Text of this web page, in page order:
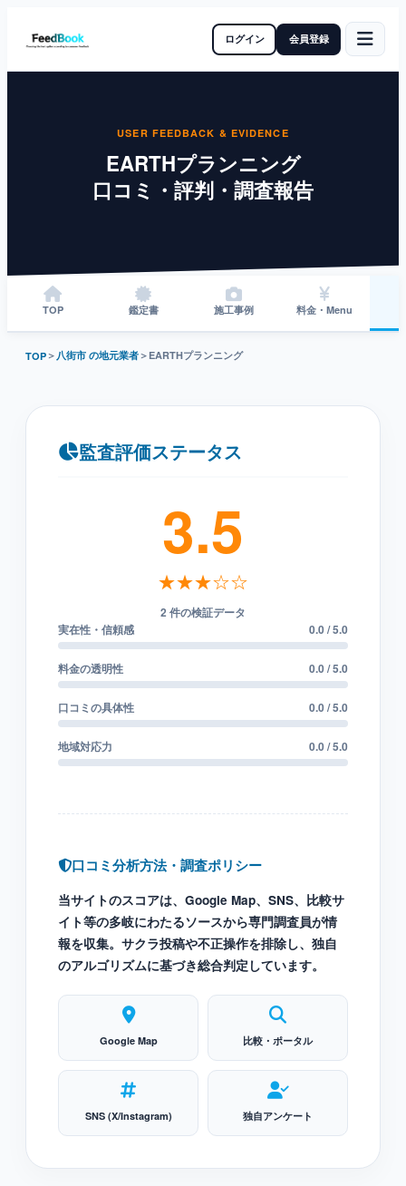
ログイン 会員登録
USER FEEDBACK & EVIDENCE
EARTHプランニング
口コミ・評判・調査報告
TOP 鑑定書 施工事例 料金・Menu
TOP＞ 八街市 の地元業者＞ EARTHプランニング
監査評価ステータス
3.5
★★★☆☆
2 件の検証データ
実在性・信頼感
0.0 / 5.0
料金の透明性 0.0 / 5.0
口コミの具体性 0.0 / 5.0
地域対応力 0.0 / 5.0
口コミ分析方法・調査ポリシー
当サイトのスコアは、Google Map、SNS、比較サ
イト等の多岐にわたるソースから専門調査員が情
報を収集。サクラ投稿や不正操作を排除し、独自
のアルゴリズムに基づき総合判定しています。
Google Map 比較・ポータル
SNS (X/Instagram) 独自アンケート